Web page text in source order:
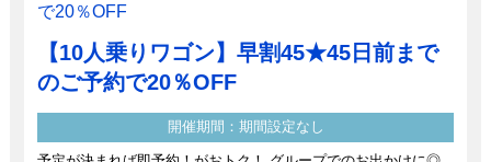
【10人乗りワゴン】早割45★45日前まで
のご予約で20％OFF
開催期間：期間設定なし